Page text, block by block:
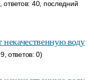
ответов: 40, последний
некачественную воду
ответов: 0)